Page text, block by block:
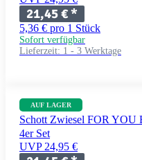
21,45 €*
5,36 € pro 1 Stück
Sofort verfügbar
Lieferzeit: 1 - 3 Werktage
AUF LAGER
Schott Zwiesel FOR YOU
4er Set
UVP 24,95 €